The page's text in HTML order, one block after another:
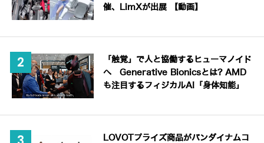
催、LimXが出展 【動画】
「触覚」で人と協働するヒューマノイド
へ Generative Bionicsとは? AMD
も注目するフィジカルAI「身体知能」
LOVOTプライズ商品がバンダイナムコ